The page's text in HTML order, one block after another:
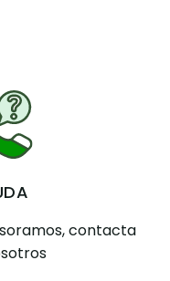
contacta